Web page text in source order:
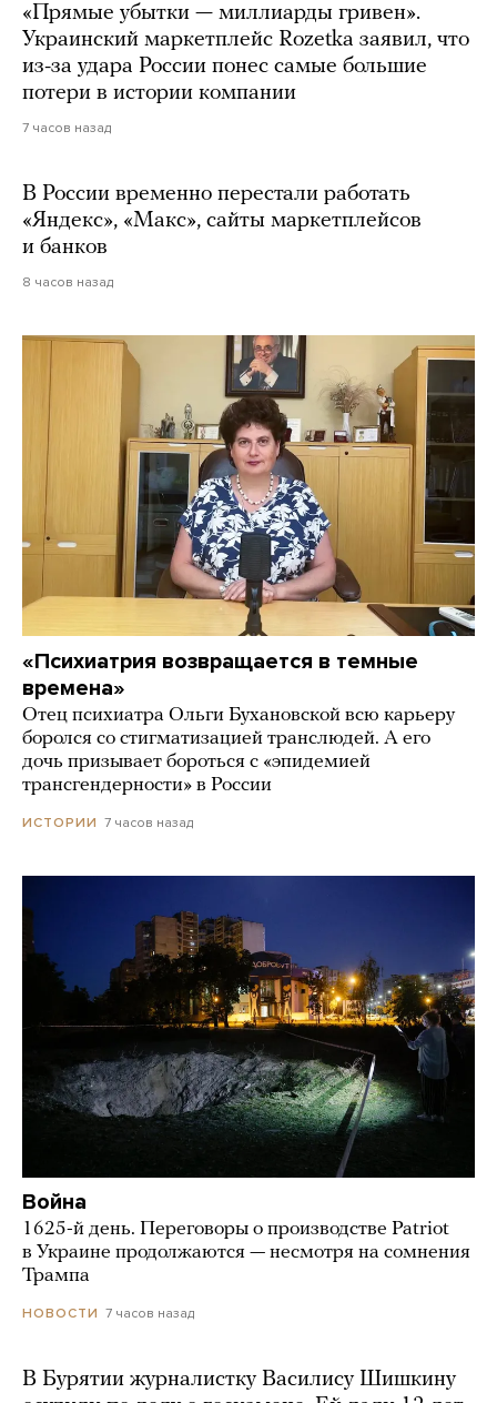
«Прямые убытки — миллиарды гривен».
Украинский маркетплейс Rozetka заявил, что
из-за удара России понес самые большие
потери в истории компании
7 часов назад
В России временно перестали работать
«Яндекс», «Макс», сайты маркетплейсов
и банков
8 часов назад
«Психиатрия возвращается в темные
времена»
Отец психиатра Ольги Бухановской всю карьеру
боролся со стигматизацией транслюдей. А его
дочь призывает бороться с «эпидемией
трансгендерности» в России
ИСТОРИИ 7 часов назад
Война
1625-й день. Переговоры о производстве Patriot
в Украине продолжаются — несмотря на сомнения
Трампа
НОВОСТИ 7 часов назад
В Бурятии журналистку Василису Шишкину